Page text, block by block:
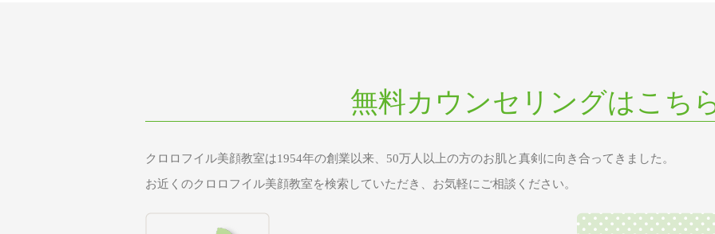
無料カウンセリングはこち
クロロフイル美顔教室は1954年の創業以来、50万人以上の方のお肌と真剣に向き合ってきました。
お近くのクロロフイル美顔教室を検索していただき、お気軽にご相談ください。